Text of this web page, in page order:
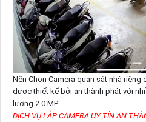
Nên Chọn Camera quan sát nhà
được thiết kế bởi an thành phát với
lượng 2.0 MP
DỊCH VỤ LẮP CAMERA UY TÍN AN